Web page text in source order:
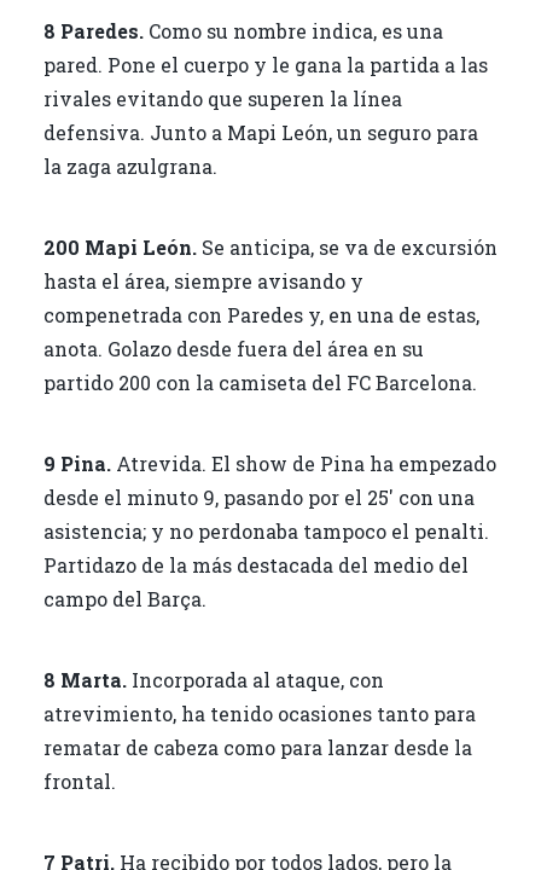
8 Paredes.Como su nombre indica, es una
pared. Pone el cuerpo y le gana la partida a las
rivales evitando que superen la línea
defensiva. Junto a Mapi León, un seguro para
la zaga azulgrana.
200 Mapi León.Se anticipa, se va de excursión
hasta el área, siempre avisando y
compenetrada con Paredes y, en una de estas,
anota. Golazo desde fuera del área en su
partido 200 con la camiseta del FC Barcelona.
9 Pina.Atrevida. El show de Pina ha empezado
desde el minuto 9, pasando por el 25′ con una
asistencia; y no perdonaba tampoco el penalti.
Partidazo de la más destacada del medio del
campo del Barça.
8 Marta.Incorporada al ataque, con
atrevimiento, ha tenido ocasiones tanto para
rematar de cabeza como para lanzar desde la
frontal.
7 Patri.Ha recibido por todos lados, pero la